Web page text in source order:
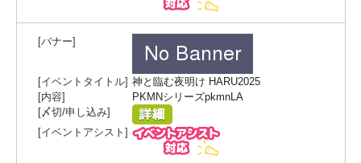
神と臨む夜明け HARU2025
PKMNシリーズpkmnLA